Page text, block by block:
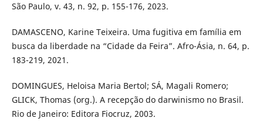
São Paulo, v. 43, n. 92, p. 155-176, 2023.
DAMASCENO, Karine Teixeira. Uma fugitiva em família em
busca da liberdade na “Cidade da Feira”. Afro-Ásia, n. 64, p.
183-219, 2021.
DOMINGUES, Heloisa Maria Bertol; SÁ, Magali Romero;
GLICK, Thomas (org.). A recepção do darwinismo no Brasil.
Rio de Janeiro: Editora Fiocruz, 2003.